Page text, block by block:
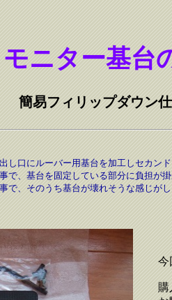
モニター基台
簡易フィリップダウン
し口にルーバー用基台を加工しセカン
で、基台を固定している部分に負担が
で、そのうち基台が壊れそうな感じが
今
購